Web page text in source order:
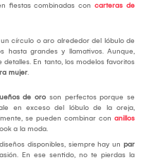
fiestas combinadas con carteras de
círculo o aro alrededor del lóbulo de
hasta grandes y llamativos. Aunque,
En tanto, los modelos favoritos
mujer.
de oro son perfectos porque se
en exceso del lóbulo de la oreja,
se pueden combinar con anillos
a la moda.
disponibles, siempre hay un par
En ese sentido, no te pierdas la